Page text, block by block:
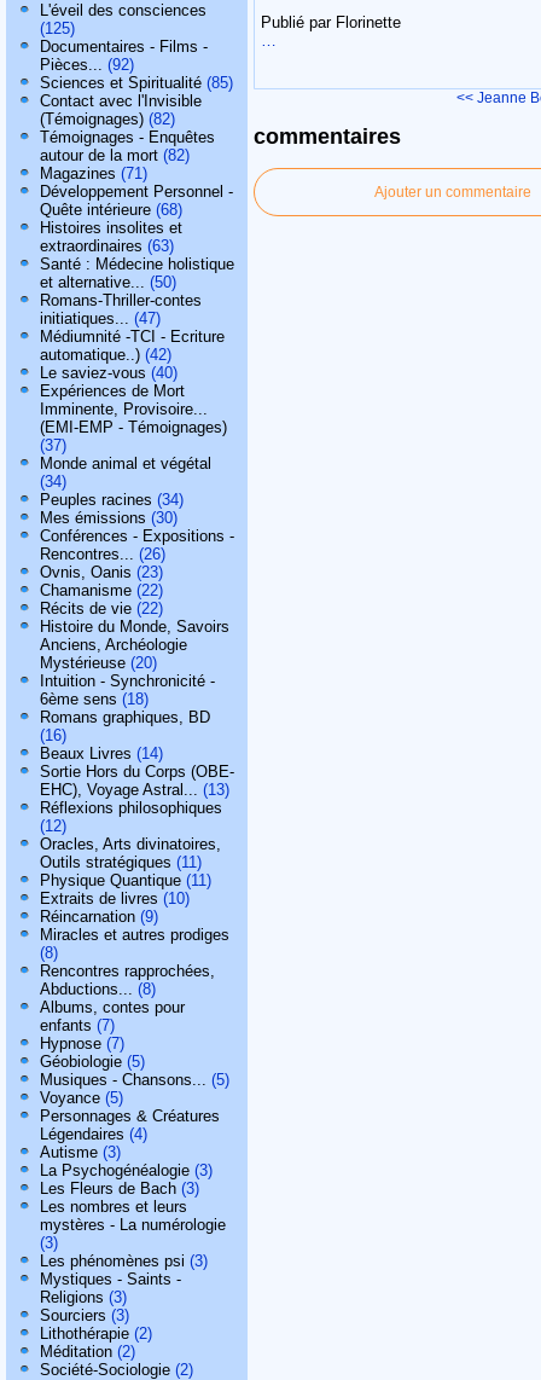
L'éveil des consciences
(125)
Documentaires - Films -
Pièces... (92)
Sciences et Spiritualité (85)
Contact avec l'Invisible
(Témoignages) (82)
Témoignages - Enquêtes
autour de la mort (82)
Magazines (71)
Développement Personnel -
Quête intérieure (68)
Histoires insolites et
extraordinaires (63)
Santé : Médecine holistique
et alternative... (50)
Romans-Thriller-contes
initiatiques... (47)
Médiumnité -TCI - Ecriture
automatique..) (42)
Le saviez-vous (40)
Expériences de Mort
Imminente, Provisoire...
(EMI-EMP - Témoignages)
(37)
Monde animal et végétal
(34)
Peuples racines (34)
Mes émissions (30)
Conférences - Expositions -
Rencontres... (26)
Ovnis, Oanis (23)
Chamanisme (22)
Récits de vie (22)
Histoire du Monde, Savoirs
Anciens, Archéologie
Mystérieuse (20)
Intuition - Synchronicité -
6ème sens (18)
Romans graphiques, BD
(16)
Beaux Livres (14)
Sortie Hors du Corps (OBE-
EHC), Voyage Astral... (13)
Réflexions philosophiques
(12)
Oracles, Arts divinatoires,
Outils stratégiques (11)
Physique Quantique (11)
Extraits de livres (10)
Réincarnation (9)
Miracles et autres prodiges
(8)
Rencontres rapprochées,
Abductions... (8)
Albums, contes pour
enfants (7)
Hypnose (7)
Géobiologie (5)
Musiques - Chansons... (5)
Voyance (5)
Personnages & Créatures
Légendaires (4)
Autisme (3)
La Psychogénéalogie (3)
Les Fleurs de Bach (3)
Les nombres et leurs
mystères - La numérologie
(3)
Les phénomènes psi (3)
Mystiques - Saints -
Religions (3)
Sourciers (3)
Lithothérapie (2)
Méditation (2)
Société-Sociologie (2)
Publié par Florinette
…
<< Jeanne
commentaires
Ajouter un commentaire